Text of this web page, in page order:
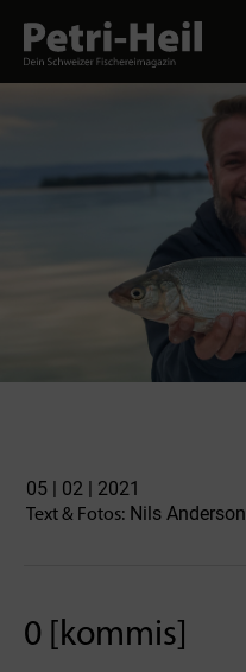
05 | 02 | 2021
Text & Fotos: Nils Anderson
0 [kommis]